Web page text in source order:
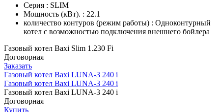
Серия : SLIM
Мощность (кВт). : 22.1
количество контуров (режим работы) : Одноконтурный
котел с возможностью подключения внешнего бойлера
Газовый котел Baxi Slim 1.230 Fi
Договорная
Заказать
Газовый котел Baxi LUNA-3 240 i
Газовый котел Baxi LUNA-3 240 i
Газовый котел Baxi LUNA-3 240 i
Договорная
Купить